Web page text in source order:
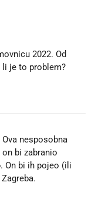
2022. Od
li je to problem?
nesposobna
bi zabranio
On bi ih pojeo (ili